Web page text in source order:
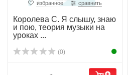
избранное сравнить
Королева С. Я слышу, знаю
и пою, теория музыки на
уроках ...
(0)